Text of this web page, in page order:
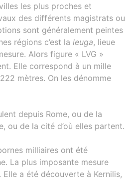
les plus proches et
des différents magistrats ou
sont généralement peintes
régions c’est la leuga, lieue
Alors figure « LVG »
Elle correspond à un mille
mètres. On les dénomme
depuis Rome, ou de la
ou de la cité d’où elles partent.
milliaires ont été
La plus imposante mesure
Elle a été découverte à Kernilis,